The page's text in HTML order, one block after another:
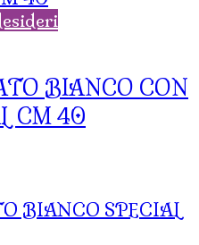
BIANCO CON
CM 40